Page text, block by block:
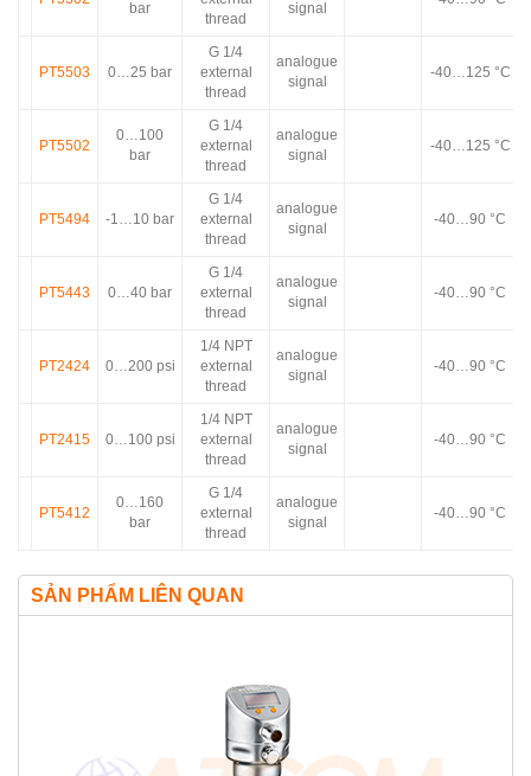
bar
thread
signal
PT5503 0…25 bar
G 1/4
external
thread
analogue
signal
-40…125 °C
PT5502
0…100
bar
G 1/4
external
thread
analogue
signal
-40…125 °C
PT5494 -1…10 bar
G 1/4
external
thread
analogue
signal
-40…90 °C
PT5443 0…40 bar
G 1/4
external
thread
analogue
signal
-40…90 °C
PT2424 0…200 psi
1/4 NPT
external
thread
analogue
signal
-40…90 °C
PT2415 0…100 psi
1/4 NPT
external
thread
analogue
signal
-40…90 °C
PT5412
0…160
bar
G 1/4
external
thread
analogue
signal
-40…90 °C
SẢN PHẨM LIÊN QUAN